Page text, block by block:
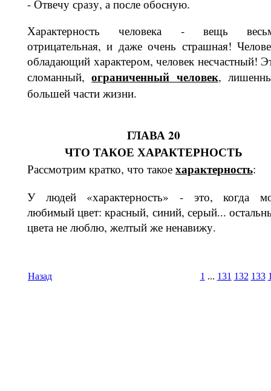
- Отвечу сразу, а после обосную.
Характерность человека - вещь
отрицательная, и даже очень страшная!
обладающий характером, чело­век несчастный!
сломанный,огра­ниченный человек,
боль­шей части жизни.
ГЛАВА 20
ЧТО ТАКОЕ ХАРАКТЕРНОСТЬ
Рассмотрим кратко, что такое харак­терность:
У людей «характерность» - это, когда
любимый цвет: красный, синий, се­рый...
цвета не люблю, жел­тый же ненавижу.
Назад 1 ... 131 132 133